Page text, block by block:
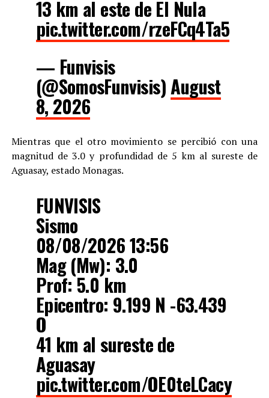
13 km al este de El Nula
pic.twitter.com/rzeFCq4Ta5
— Funvisis
(@SomosFunvisis) August
8, 2026
Mientras que el otro movimiento se percibió con una
magnitud de 3.0 y profundidad de 5 km al sureste de
Aguasay, estado Monagas.
FUNVISIS
Sismo
08/08/2026 13:56
Mag (Mw): 3.0
Prof: 5.0 km
Epicentro: 9.199 N -63.439
O
41 km al sureste de
Aguasay
pic.twitter.com/OE0teLCacy